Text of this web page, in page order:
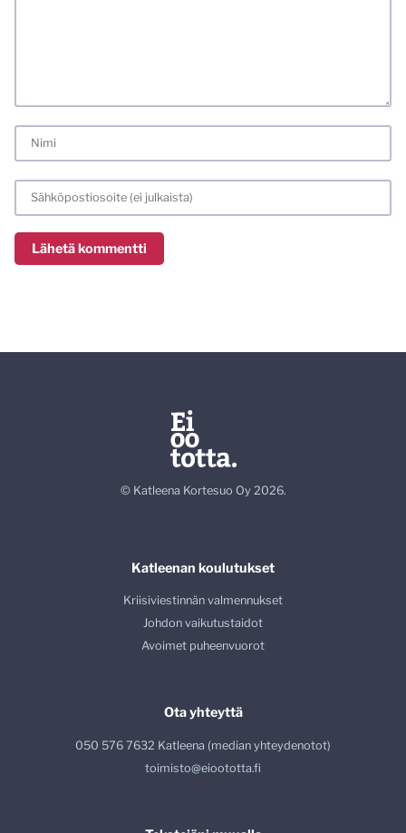
© Katleena Kortesuo Oy 2026.
Katleenan koulutukset
Kriisiviestinnän valmennukset
Johdon vaikutustaidot
Avoimet puheenvuorot
Ota yhteyttä
050 576 7632 Katleena (median yhteydenotot)
toimisto@eioototta.fi